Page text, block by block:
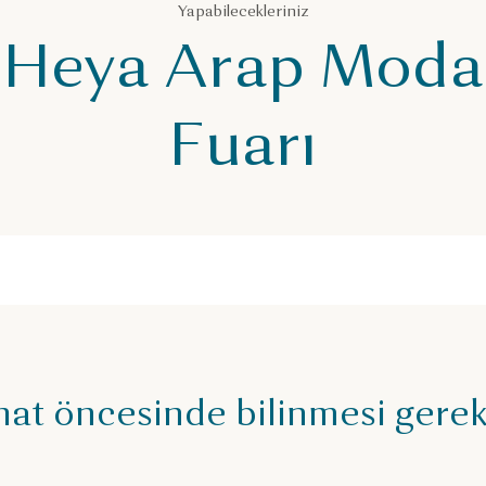
Yapabilecekleriniz
Heya Arap Moda
Fuarı
öncesinde bilinmesi